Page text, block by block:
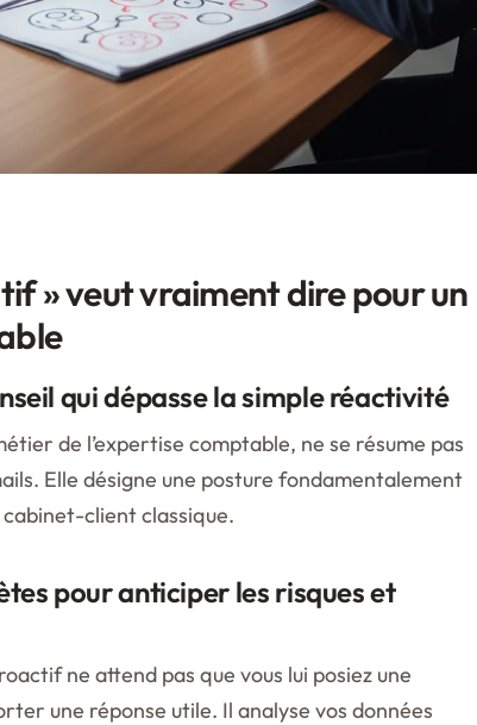
» veut vraiment dire pour un
qui dépasse la simple réactivité
de l’expertise comptable, ne se résume pas
Elle désigne une posture fondamentalement
client classique.
pour anticiper les risques et
ne attend pas que vous lui posiez une
une réponse utile. Il analyse vos données